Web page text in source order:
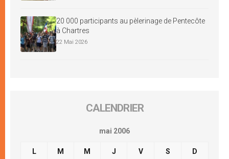
20 000 participants au pèlerinage de Pentecôte
à Chartres
22 Mai 2026
CALENDRIER
mai 2006
L M M J V S D